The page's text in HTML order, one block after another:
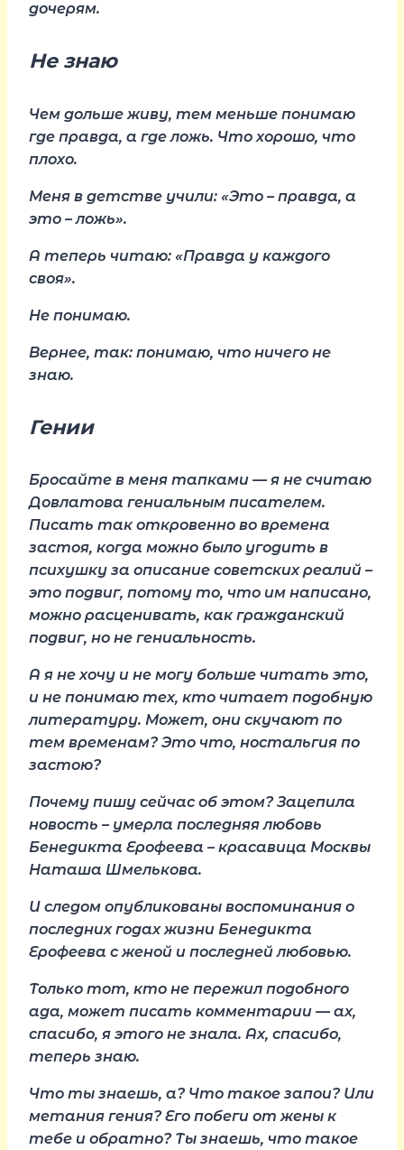
дочерям.
Не знаю
Чем дольше живу, тем меньше понимаю
где правда, а где ложь. Что хорошо, что
плохо.
Меня в детстве учили: «Это – правда, а
это – ложь».
А теперь читаю: «Правда у каждого
своя».
Не понимаю.
Вернее, так: понимаю, что ничего не
знаю.
Гении
Бросайте в меня тапками — я не считаю
Довлатова гениальным писателем.
Писать так откровенно во времена
застоя, когда можно было угодить в
психушку за описание советских реалий –
это подвиг, потому то, что им написано,
можно расценивать, как гражданский
подвиг, но не гениальность.
А я не хочу и не могу больше читать это,
и не понимаю тех, кто читает подобную
литературу. Может, они скучают по
тем временам? Это что, ностальгия по
застою?
Почему пишу сейчас об этом? Зацепила
новость – умерла последняя любовь
Бенедикта Ерофеева – красавица Москвы
Наташа Шмелькова.
И следом опубликованы воспоминания о
последних годах жизни Бенедикта
Ерофеева с женой и последней любовью.
Только тот, кто не пережил подобного
ада, может писать комментарии — ах,
спасибо, я этого не знала. Ах, спасибо,
теперь знаю.
Что ты знаешь, а? Что такое запои? Или
метания гения? Его побеги от жены к
тебе и обратно? Ты знаешь, что такое